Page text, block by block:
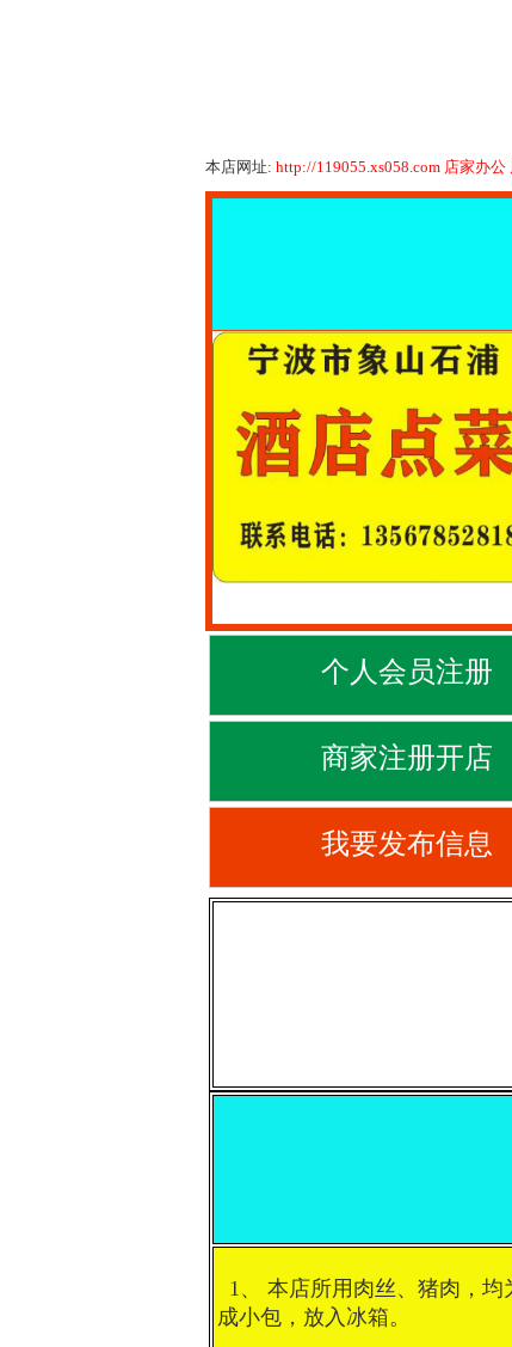
本店网址: http://119055.xs058.com 店家办公
个人会员注册
商家注册开店
我要发布信息
1、 本店所用肉丝、猪肉，
成小包，放入冰箱。